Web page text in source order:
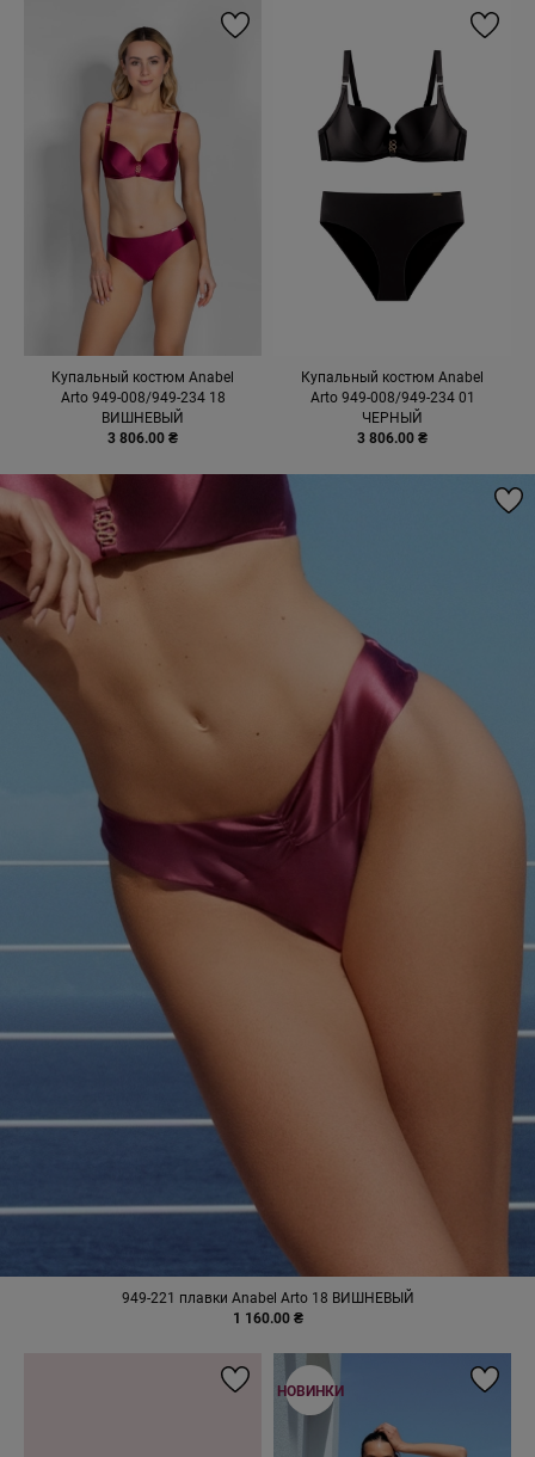
Купальный костюм Anabel
Arto 949-008/949-234 18
ВИШНЕВЫЙ
3 806.00 ₴
Купальный костюм Anabel
Arto 949-008/949-234 01
ЧЕРНЫЙ
3 806.00 ₴
949-221 плавки Anabel Arto 18 ВИШНЕВЫЙ
1 160.00 ₴
НОВИНКИ